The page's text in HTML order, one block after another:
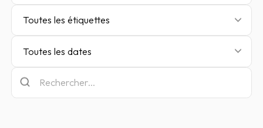
Toutes les étiquettes
Toutes les dates